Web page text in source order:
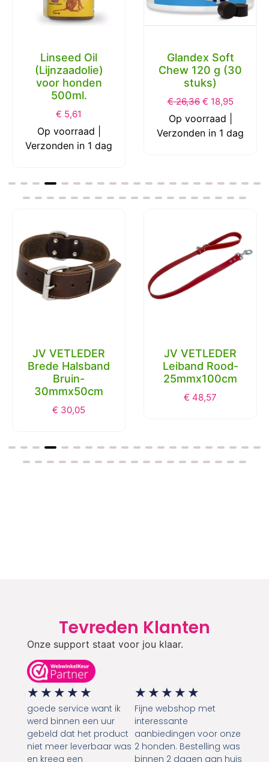
Glandex Soft
Chew 120 g (30
stuks)
26,36 €18,95
Op voorraad |
Verzonden in 1 dag
Glandex Zalm
Poeder voor
Hond 113 gram
€42,75
Op voorraad |
Verzonden in 1 dag
Leiband Rood-
25mmx100cm
€48,57
Timeless Riga
Hondenbed
Antraciet 120 x
80 x 14 cm
Tevreden Klanten
Onze support staat voor jou klaar.
★ ★ ★ ★ ★
goede service want ik
werd binnen een uur
gebeld dat het product
niet meer leverbaar was
en kreeg een
★ ★ ★ ★ ★
Fijne webshop met
interessante
aanbiedingen voor onze
2 honden. Bestelling was
binnen 2 dagen aan huis